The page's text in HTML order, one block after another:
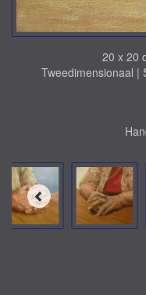
20 x 20
Tweedimensionaal |